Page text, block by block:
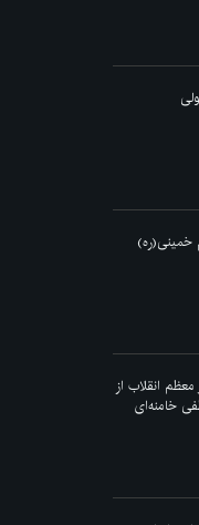
خمینی(ره)
معظم انقلاب از
خامنه‌ای